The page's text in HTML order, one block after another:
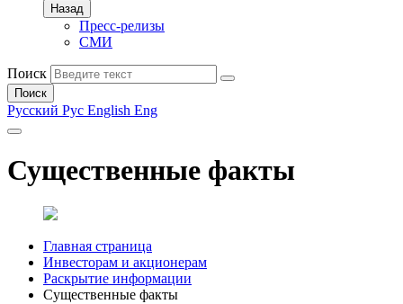
Назад
Пресс-релизы
СМИ
Поиск
Поиск
Русский Рус English Eng
Существенные факты
Главная страница
Инвесторам и акционерам
Раскрытие информации
Существенные факты